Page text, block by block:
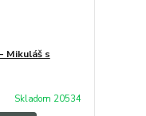
Mikuláš s
Skladom 20534